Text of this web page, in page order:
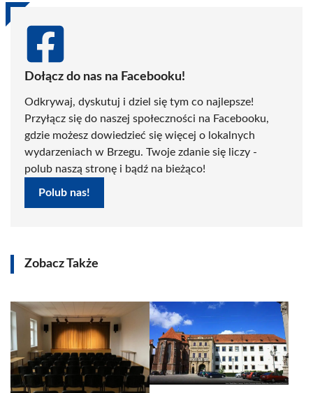
Dołącz do nas na Facebooku!
Odkrywaj, dyskutuj i dziel się tym co najlepsze!
Przyłącz się do naszej społeczności na Facebooku,
gdzie możesz dowiedzieć się więcej o lokalnych
wydarzeniach w Brzegu. Twoje zdanie się liczy -
polub naszą stronę i bądź na bieżąco!
Polub nas!
Zobacz Także